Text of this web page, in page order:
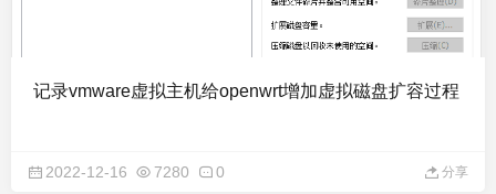
记录vmware虚拟主机给openwrt增加虚拟磁盘扩容过程
2022-12-16 7280 0 分享